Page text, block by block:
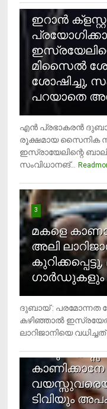
ഇറാന്‍
മിസൈല്‍
ശോഷിച്ചു,
പറയാതെ
എന്‍ പ്രഭാകരന്‍
രൂക്ഷമായ സൈനിക
ഇസ്രായേലിന്റെ
സംവിധാനങ്...
3
മകളെ
അലി
ഗാര്‍ഡുകളും
ദുബായ് : പരമോന്നത
കഴിഞ്ഞാല്‍ ഇസ്രയേല്‍
ലാറിജാനിയെ വധിച്ചത്
4
രണ്ടു
ടിവിയും